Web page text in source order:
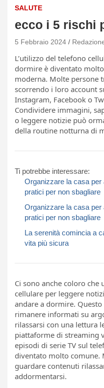
SALUTE
ecco i 5 rischi
5 Febbraio 2024
L’utilizzo del telefono
dormire è diventato
moderna. Molte persone
scorrendo i loro account
Instagram, Facebook o
Condividere immagini,
o leggere notizie può
della routine notturna di
Ti potrebbe interessare:
Organizzare la casa
pratici per non sbagliare
Organizzare la casa
pratici per non sbagliare
La serenità comincia a
vita più sicura
Ci sono anche coloro
cellulare per leggere
andare a dormire.
rimanere informati su
rilassarsi con una lettura
piattaforme di streaming
episodi di serie TV sul
diventato molto comune.
guardare contenuti
addormentarsi.